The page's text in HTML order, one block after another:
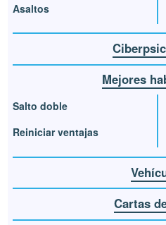
Asaltos
Mejores
Salto doble
Reiniciar ventajas
Cartas